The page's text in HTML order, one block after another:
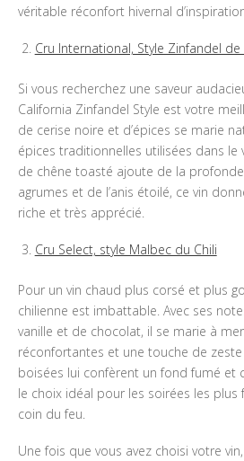
véritable réconfort hivernal
Cru International, Style Zinfandel de
Si vous recherchez une saveur
California Zinfandel Style est votre
de cerise noire et d’épices se marie
épices traditionnelles utilisées dans le
de chêne toasté ajoute de la
agrumes et de l’anis étoilé, ce vin
riche et très apprécié.
Cru Select, style Malbec du Chili
Pour un vin chaud plus corsé et plus
chilienne est imbattable. Avec ses
vanille et de chocolat, il se marie à
réconfortantes et une touche de zeste
boisées lui confèrent un fond fumé et
le choix idéal pour les soirées les plus
coin du feu.
Une fois que vous avez choisi votre